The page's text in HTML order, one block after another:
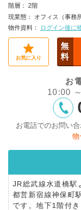
階層 2階
現業態
オフィス（事務所
物件資料
ログイン後に
お気に入り
無
料
お
10:00
お電話でのお問い
JR総武線水道橋駅
都営新宿線神保町
です。地下1階付